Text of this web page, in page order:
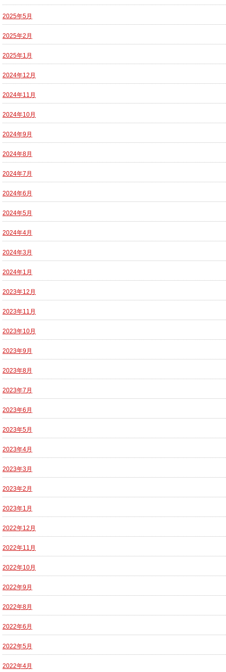
2025年5月
2025年2月
2025年1月
2024年12月
2024年11月
2024年10月
2024年9月
2024年8月
2024年7月
2024年6月
2024年5月
2024年4月
2024年3月
2024年1月
2023年12月
2023年11月
2023年10月
2023年9月
2023年8月
2023年7月
2023年6月
2023年5月
2023年4月
2023年3月
2023年2月
2023年1月
2022年12月
2022年11月
2022年10月
2022年9月
2022年8月
2022年6月
2022年5月
2022年4月